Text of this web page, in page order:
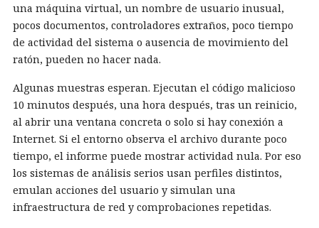
una máquina virtual, un nombre de usuario inusual,
pocos documentos, controladores extraños, poco tiempo
de actividad del sistema o ausencia de movimiento del
ratón, pueden no hacer nada.
Algunas muestras esperan. Ejecutan el código malicioso
10 minutos después, una hora después, tras un reinicio,
al abrir una ventana concreta o solo si hay conexión a
Internet. Si el entorno observa el archivo durante poco
tiempo, el informe puede mostrar actividad nula. Por eso
los sistemas de análisis serios usan perfiles distintos,
emulan acciones del usuario y simulan una
infraestructura de red y comprobaciones repetidas.